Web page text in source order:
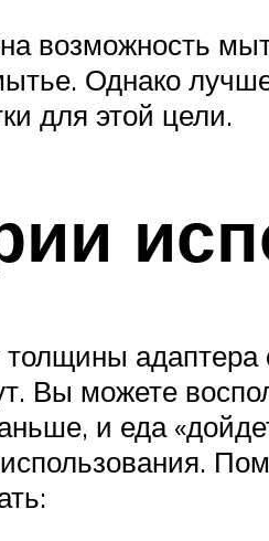
возможность
Однако
для этой цели.
адаптера
Вы можете
и еда